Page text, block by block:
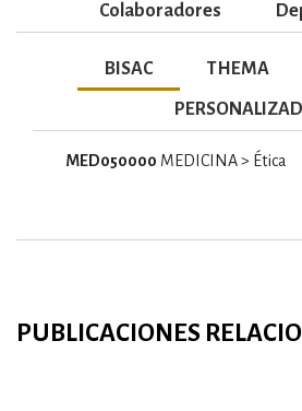
Colaboradores
BISAC THEMA
MED050000 MEDICINA > Ética
PUBLICACIONES